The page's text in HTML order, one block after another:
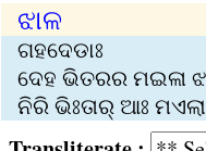
ଝାଳ
ଗହଦେଡାଃ
ଦେହ ଭିତରର ମ‌ଇଳା
ନିରି ଭିଃତାର୍‍ ଆଃ ମଏଲା